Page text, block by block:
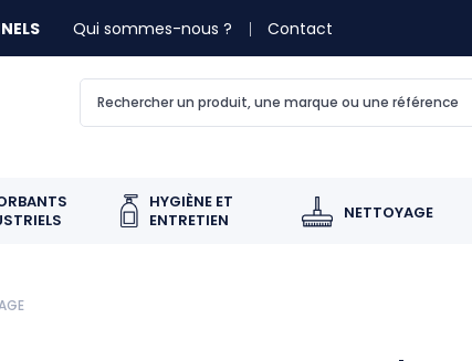
Qui sommes-nous ? Contact
HYGIÈNE ET
ENTRETIEN
NETTOYAGE